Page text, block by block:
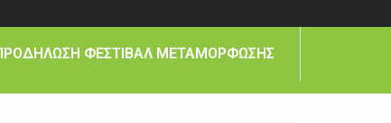
ΦΕΣΤΙΒΑΛ ΜΕΤΑΜΟΡΦΩΣΗΣ